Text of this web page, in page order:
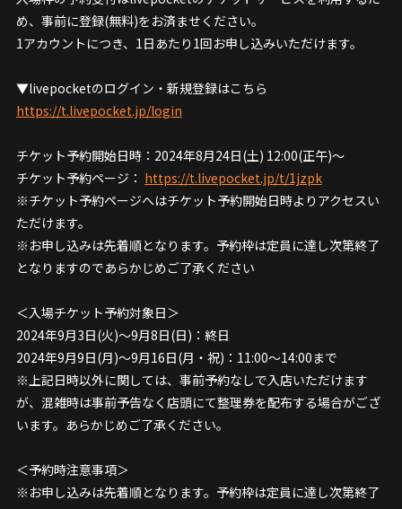
め、事前に登録(無料)をお済ませください。
1アカウントにつき、1日あたり1回お申し込みいただけます。
▼livepocketのログイン・新規登録はこちら
https://t.livepocket.jp/login
チケット予約開始日時：2024年8月24日(土) 12:00(正午)～
チケット予約ページ： https://t.livepocket.jp/t/1jzpk
※チケット予約ページへはチケット予約開始日時よりアクセスい
ただけます。
※お申し込みは先着順となります。予約枠は定員に達し次第終了
となりますのであらかじめご了承ください
＜入場チケット予約対象日＞
2024年9月3日(火)〜9月8日(日)：終日
2024年9月9日(月)〜9月16日(月・祝)：11:00〜14:00まで
※上記日時以外に関しては、事前予約なしで入店いただけます
が、混雑時は事前予告なく店頭にて整理券を配布する場合がござ
います。あらかじめご了承ください。
＜予約時注意事項＞
※お申し込みは先着順となります。予約枠は定員に達し次第終了